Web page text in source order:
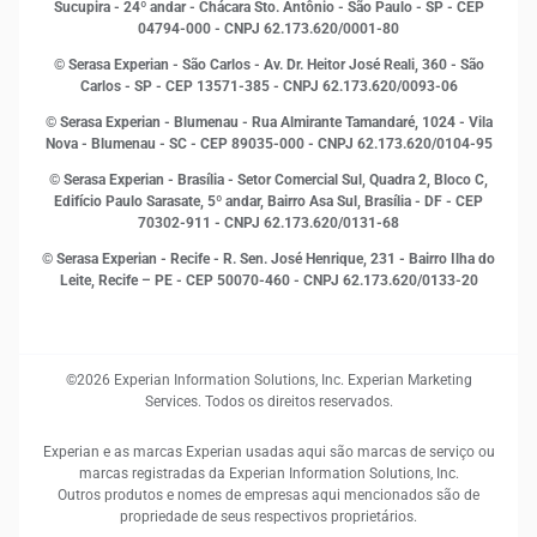
Leis e impostos
Marketing
Open Finance
Proteção de Dados
Sustentabilidade Corporativa
Sucupira - 24º andar - Chácara Sto. Antônio - São Paulo - SP - CEP
04794-000 - CNPJ 62.173.620/0001-80
© Serasa Experian - São Carlos - Av. Dr. Heitor José Reali, 360 - São
Carlos - SP - CEP 13571-385 - CNPJ 62.173.620/0093-06
© Serasa Experian - Blumenau - Rua Almirante Tamandaré, 1024 - Vila
Nova - Blumenau - SC - CEP 89035-000 - CNPJ 62.173.620/0104-95
© Serasa Experian - Brasília - Setor Comercial Sul, Quadra 2, Bloco C,
Edifício Paulo Sarasate, 5º andar, Bairro Asa Sul, Brasília - DF - CEP
70302-911 - CNPJ 62.173.620/0131-68
© Serasa Experian - Recife - R. Sen. José Henrique, 231 - Bairro Ilha do
Leite, Recife – PE - CEP 50070-460 - CNPJ 62.173.620/0133-20
©2026 Experian Information Solutions, Inc. Experian Marketing
Services. Todos os direitos reservados.
Experian e as marcas Experian usadas aqui são marcas de serviço ou
marcas registradas da Experian Information Solutions, Inc.
Outros produtos e nomes de empresas aqui mencionados são de
propriedade de seus respectivos proprietários.